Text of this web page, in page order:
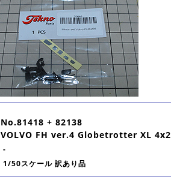
No.81418 + 82138
VOLVO FH ver.4 Globetrotter XL 4x2
-
1/50スケール 訳あり品